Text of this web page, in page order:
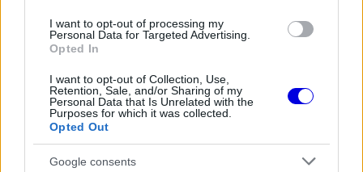
I want to opt-out of processing my
Personal Data for Targeted Advertising.
Opted In
I want to opt-out of Collection, Use,
Retention, Sale, and/or Sharing of my
Personal Data that Is Unrelated with the
Purposes for which it was collected.
Opted Out
Google consents
is
loading.
This
modal
window.
the server or network failed or because the format